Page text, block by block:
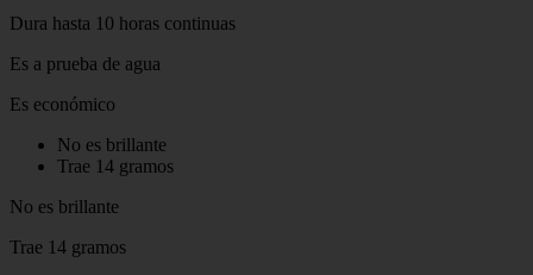
Dura hasta 10 horas continuas
Es a prueba de agua
Es económico
No es brillante
Trae 14 gramos
No es brillante
Trae 14 gramos